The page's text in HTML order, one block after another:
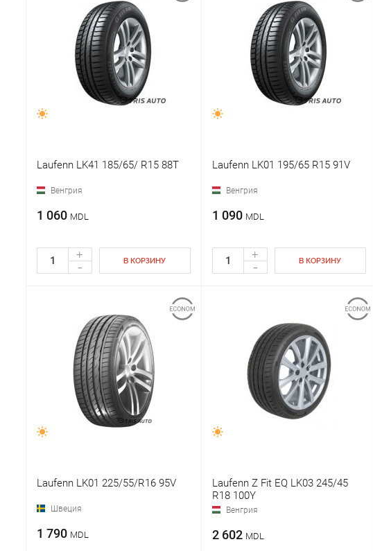
Laufenn LK41 185/65/ R15 88T
Венгрия
1 060 MDL
+
- В КОРЗИНУ
Laufenn LK01 195/65 R15 91V
Венгрия
1 090 MDL
+
- В КОРЗИНУ
Laufenn LK01 225/55/R16 95V
Швеция
1 790 MDL
Laufenn Z Fit EQ LK03 245/45
R18 100Y
Венгрия
2 602 MDL